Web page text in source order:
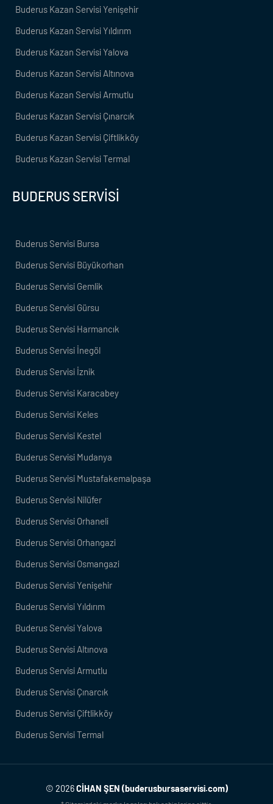
Buderus Kazan Servisi Yenişehir
Buderus Kazan Servisi Yıldırım
Buderus Kazan Servisi Yalova
Buderus Kazan Servisi Altınova
Buderus Kazan Servisi Armutlu
Buderus Kazan Servisi Çınarcık
Buderus Kazan Servisi Çiftlikköy
Buderus Kazan Servisi Termal
BUDERUS SERVİSİ
Buderus Servisi Bursa
Buderus Servisi Büyükorhan
Buderus Servisi Gemlik
Buderus Servisi Gürsu
Buderus Servisi Harmancık
Buderus Servisi İnegöl
Buderus Servisi İznik
Buderus Servisi Karacabey
Buderus Servisi Keles
Buderus Servisi Kestel
Buderus Servisi Mudanya
Buderus Servisi Mustafakemalpaşa
Buderus Servisi Nilüfer
Buderus Servisi Orhaneli
Buderus Servisi Orhangazi
Buderus Servisi Osmangazi
Buderus Servisi Yenişehir
Buderus Servisi Yıldırım
Buderus Servisi Yalova
Buderus Servisi Altınova
Buderus Servisi Armutlu
Buderus Servisi Çınarcık
Buderus Servisi Çiftlikköy
Buderus Servisi Termal
© 2026CİHAN ŞEN (buderusbursaservisi.com)